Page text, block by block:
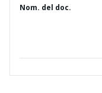
Nom. del doc.